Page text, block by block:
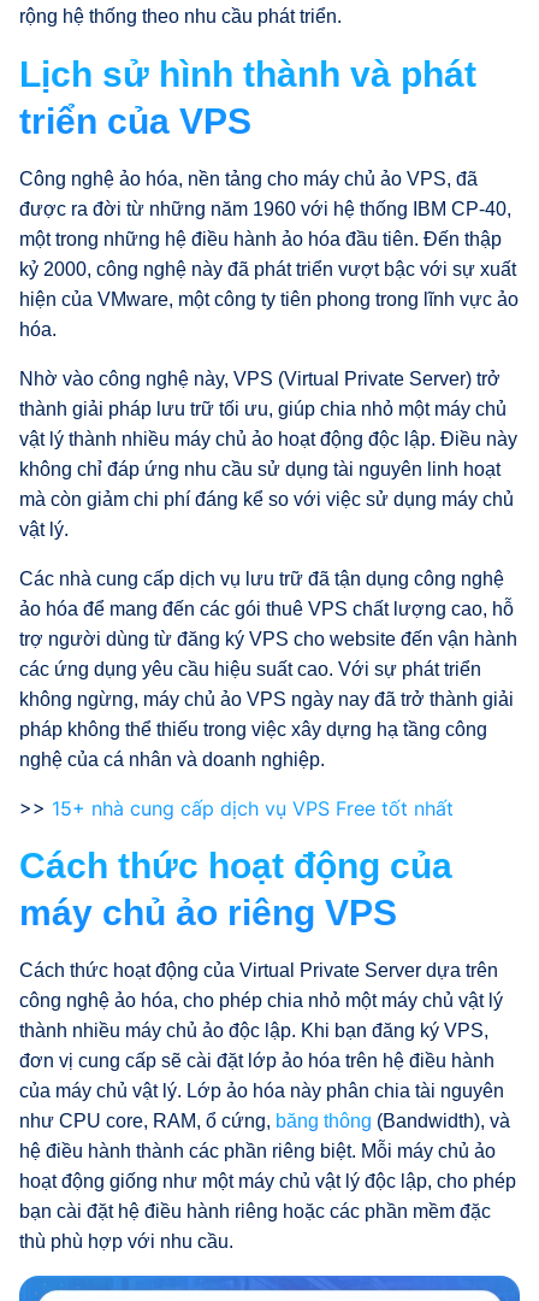
rộng hệ thống theo nhu cầu phát triển.
Lịch sử hình thành và phát
triển của VPS
Công nghệ ảo hóa, nền tảng cho máy chủ ảo VPS, đã
được ra đời từ những năm 1960 với hệ thống IBM CP-40,
một trong những hệ điều hành ảo hóa đầu tiên. Đến thập
kỷ 2000, công nghệ này đã phát triển vượt bậc với sự xuất
hiện của VMware, một công ty tiên phong trong lĩnh vực ảo
hóa.
Nhờ vào công nghệ này, VPS (Virtual Private Server) trở
thành giải pháp lưu trữ tối ưu, giúp chia nhỏ một máy chủ
vật lý thành nhiều máy chủ ảo hoạt động độc lập. Điều này
không chỉ đáp ứng nhu cầu sử dụng tài nguyên linh hoạt
mà còn giảm chi phí đáng kể so với việc sử dụng máy chủ
vật lý.
Các nhà cung cấp dịch vụ lưu trữ đã tận dụng công nghệ
ảo hóa để mang đến các gói thuê VPS chất lượng cao, hỗ
trợ người dùng từ đăng ký VPS cho website đến vận hành
các ứng dụng yêu cầu hiệu suất cao. Với sự phát triển
không ngừng, máy chủ ảo VPS ngày nay đã trở thành giải
pháp không thể thiếu trong việc xây dựng hạ tầng công
nghệ của cá nhân và doanh nghiệp.
>> 15+ nhà cung cấp dịch vụ VPS Free tốt nhất
Cách thức hoạt động của
máy chủ ảo riêng VPS
Cách thức hoạt động của Virtual Private Server dựa trên
công nghệ ảo hóa, cho phép chia nhỏ một máy chủ vật lý
thành nhiều máy chủ ảo độc lập. Khi bạn đăng ký VPS,
đơn vị cung cấp sẽ cài đặt lớp ảo hóa trên hệ điều hành
của máy chủ vật lý. Lớp ảo hóa này phân chia tài nguyên
như CPU core, RAM, ổ cứng, băng thông (Bandwidth), và
hệ điều hành thành các phần riêng biệt. Mỗi máy chủ ảo
hoạt động giống như một máy chủ vật lý độc lập, cho phép
bạn cài đặt hệ điều hành riêng hoặc các phần mềm đặc
thù phù hợp với nhu cầu.